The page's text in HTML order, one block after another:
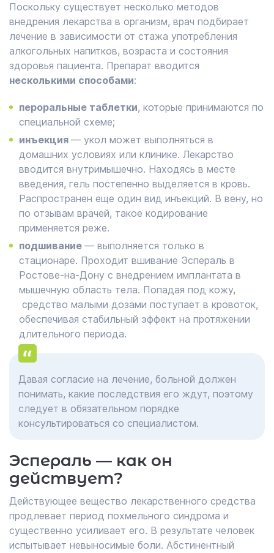
Поскольку существует несколько методов
внедрения лекарства в организм, врач подбирает
лечение в зависимости от стажа употребления
алкогольных напитков, возраста и состояния
здоровья пациента. Препарат вводится
несколькими способами:
пероральные таблетки, которые принимаются по
специальной схеме;
инъекция ― укол может выполняться в
домашних условиях или клинике. Лекарство
вводится внутримышечно. Находясь в месте
введения, гель постепенно выделяется в кровь.
Распространен еще один вид инъекций. В вену, но
по отзывам врачей, такое кодирование
применяется реже.
подшивание ― выполняется только в
стационаре. Проходит вшивание Эспераль в
Ростове-на-Дону с внедрением имплантата в
мышечную область тела. Попадая под кожу,
средство малыми дозами поступает в кровоток,
обеспечивая стабильный эффект на протяжении
длительного периода.
Давая согласие на лечение, больной должен
понимать, какие последствия его ждут, поэтому
следует в обязательном порядке
консультироваться со специалистом.
Эспераль — как он
действует?
Действующее вещество лекарственного средства
продлевает период похмельного синдрома и
существенно усиливает его. В результате человек
испытывает невыносимые боли. Абстинентный